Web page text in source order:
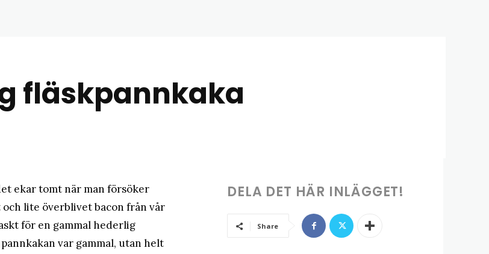
fläskpannkaka
ekar tomt när man försöker
lite överblivet bacon från vår
för en gammal hederlig
var gammal, utan helt
DELA DET HÄR INLÄGGET!
Share